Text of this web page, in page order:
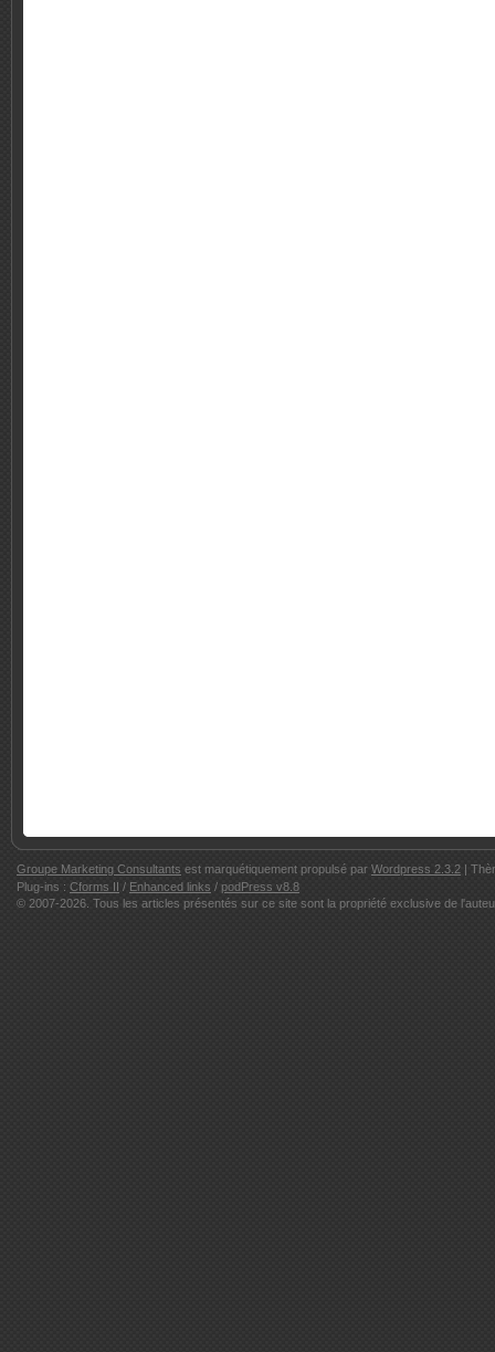
Groupe Marketing Consultants est marquétiquement propulsé par Wordpress 2.3.2 |
Plug-ins : Cforms II / Enhanced links / podPress v8.8
© 2007-2026. Tous les articles présentés sur ce site sont la propriété exclusive de